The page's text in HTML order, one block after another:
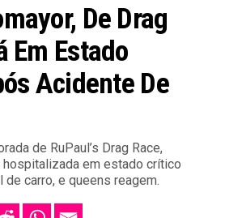
De Drag
Em Estado
Acidente De
de RuPaul’s Drag Race,
hospitalizada em estado crítico
carro, e queens reagem.